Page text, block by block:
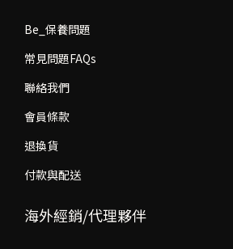
Be_保養問題
常見問題FAQs
聯絡我們
會員條款
退換貨
付款與配送
海外經銷/代理夥伴